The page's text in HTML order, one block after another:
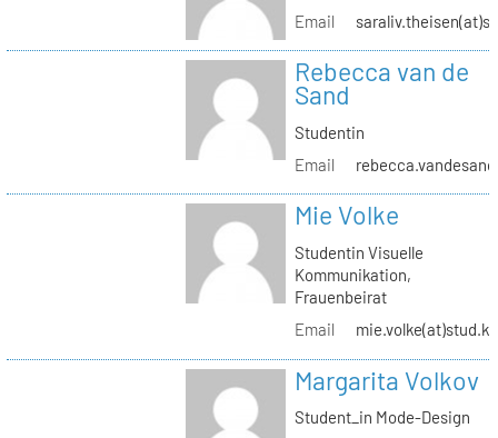
Email
Rebecca van de
Sand
Studentin
Email
Mie Volke
Studentin Visuelle
Kommunikation,
Frauenbeirat
Email
Margarita Volkov
Student_in Mode-Design